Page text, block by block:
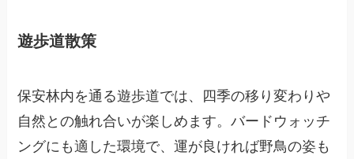
遊歩道散策
保安林内を通る遊歩道では、四季の移り変わりや
自然との触れ合いが楽しめます。バードウォッチ
ングにも適した環境で、運が良ければ野鳥の姿も